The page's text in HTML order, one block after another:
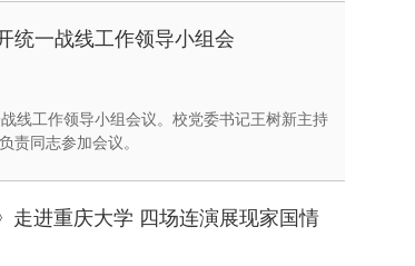
统一战线工作领导小组会
线工作领导小组会议。校党委书记王树新主持
责同志参加会议。
走进重庆大学 四场连演展现家国情